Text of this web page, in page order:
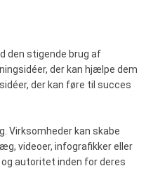
den stigende brug af
der kan hjælpe dem
der kan føre til succes
Virksomheder kan skabe
videoer, infografikker eller
autoritet inden for deres